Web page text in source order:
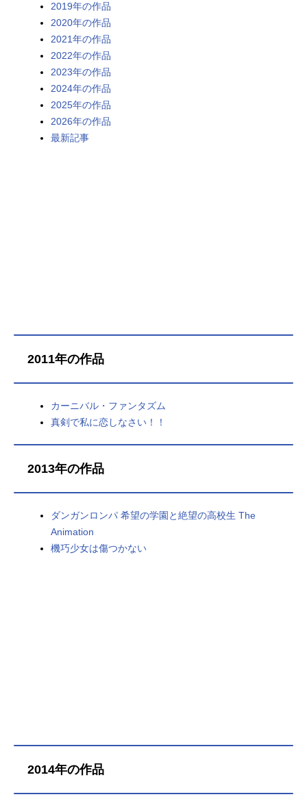
2019年の作品
2020年の作品
2021年の作品
2022年の作品
2023年の作品
2024年の作品
2025年の作品
2026年の作品
最新記事
2011年の作品
カーニバル・ファンタズム
真剣で私に恋しなさい！！
2013年の作品
ダンガンロンパ 希望の学園と絶望の高校生 The
Animation
機巧少女は傷つかない
2014年の作品